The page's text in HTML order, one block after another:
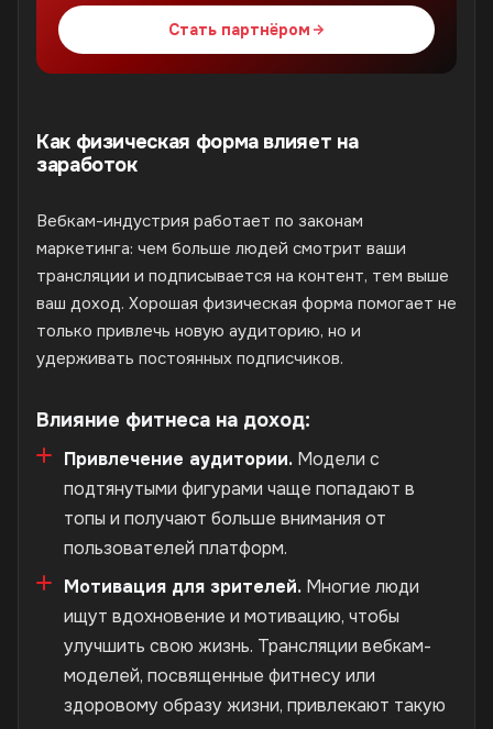
Стать партнёром
Как физическая форма влияет на
заработок
Вебкам-индустрия работает по законам
маркетинга: чем больше людей смотрит ваши
трансляции и подписывается на контент, тем выше
ваш доход. Хорошая физическая форма помогает не
только привлечь новую аудиторию, но и
удерживать постоянных подписчиков.
Влияние фитнеса на доход:
Привлечение аудитории. Модели с
подтянутыми фигурами чаще попадают в
топы и получают больше внимания от
пользователей платформ.
Мотивация для зрителей. Многие люди
ищут вдохновение и мотивацию, чтобы
улучшить свою жизнь. Трансляции вебкам-
моделей, посвященные фитнесу или
здоровому образу жизни, привлекают такую